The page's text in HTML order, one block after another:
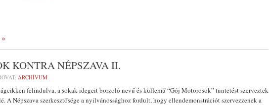
KONTRA NÉPSZAVA II.
ARCHÍVUM
felindulva, a sokak idegeit borzoló nevű és küllemű “Gój Motorosok” tüntetést szerveztek
A Népszava szerkesztősége a nyilvánossághoz fordult, hogy ellendemonstrációt szervezzenek a